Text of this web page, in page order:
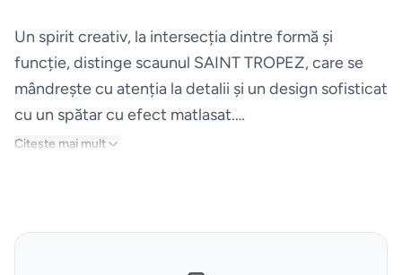
Espressoare
Aparate
frigorifice
Aparate
Un spirit creativ, la intersecția dintre formă și
funcție, distinge scaunul SAINT TROPEZ, care se
mândrește cu atenția la detalii și un design sofisticat
cu un spătar cu efect matlasat.
Carapacea din policarbonat este realizată într-o
Citește mai mult